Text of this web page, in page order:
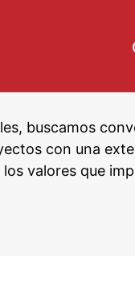
buscamos
con una
valores que